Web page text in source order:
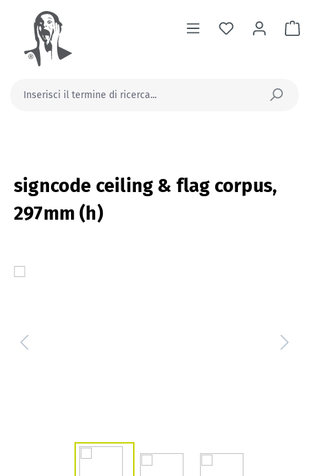
principale
Il
signcode ceiling & flag corpus,
297mm (h)